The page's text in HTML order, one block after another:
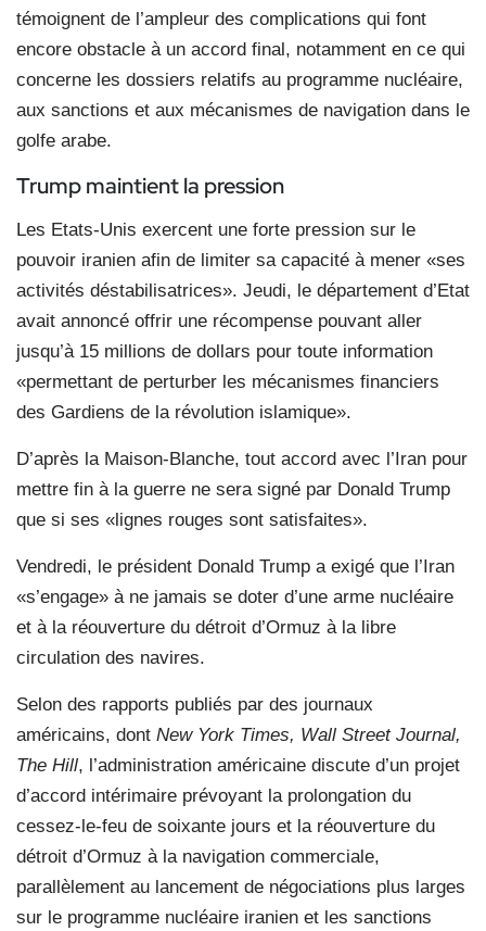
témoignent de l’ampleur des complications qui font
encore obstacle à un accord final, notamment en ce qui
concerne les dossiers relatifs au programme nucléaire,
aux sanctions et aux mécanismes de navigation dans le
golfe arabe.
Trump maintient la pression
Les Etats-Unis exercent une forte pression sur le
pouvoir iranien afin de limiter sa capacité à mener «ses
activités déstabilisatrices». Jeudi, le département d’Etat
avait annoncé offrir une récompense pouvant aller
jusqu’à 15 millions de dollars pour toute information
«permettant de perturber les mécanismes financiers
des Gardiens de la révolution islamique».
D’après la Maison-Blanche, tout accord avec l’Iran pour
mettre fin à la guerre ne sera signé par Donald Trump
que si ses «lignes rouges sont satisfaites».
Vendredi, le président Donald Trump a exigé que l’Iran
«s’engage» à ne jamais se doter d’une arme nucléaire
et à la réouverture du détroit d’Ormuz à la libre
circulation des navires.
Selon des rapports publiés par des journaux
américains, dont New York Times, Wall Street Journal,
The Hill, l’administration américaine discute d’un projet
d’accord intérimaire prévoyant la prolongation du
cessez-le-feu de soixante jours et la réouverture du
détroit d’Ormuz à la navigation commerciale,
parallèlement au lancement de négociations plus larges
sur le programme nucléaire iranien et les sanctions